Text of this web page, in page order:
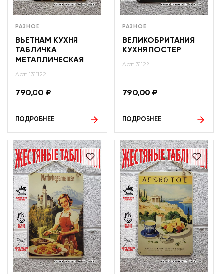
РАЗНОЕ
ВЬЕТНАМ КУХНЯ
ТАБЛИЧКА
МЕТАЛЛИЧЕСКАЯ
Арт: 1311122
790,00 ₽
ПОДРОБНЕЕ
РАЗНОЕ
ВЕЛИКОБРИТАНИЯ
КУХНЯ ПОСТЕР
Арт: 31122
790,00 ₽
ПОДРОБНЕЕ